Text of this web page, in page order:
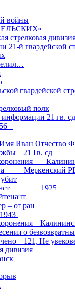
войны
стрелковая дивизия
21-й гвардейской
гвардейской
полк
информации 21 гв. сд
Иван Отчество
21 Гв. сд
Меркенский
__.__.1925
– от ран
–
о
– 121, Не
дивизия